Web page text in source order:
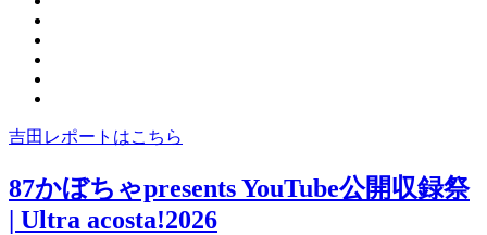
吉田レポートはこちら
87かぼちゃpresents YouTube公開収録祭
| Ultra acosta!2026